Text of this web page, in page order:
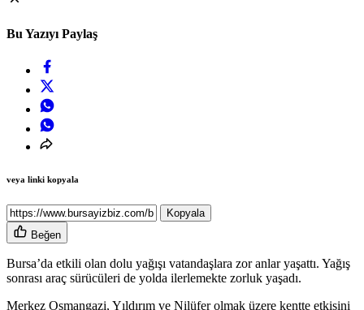
Bu Yazıyı Paylaş
veya linki kopyala
Kopyala
Beğen
Bursa’da etkili olan dolu yağışı vatandaşlara zor anlar yaşattı. Yağış
sonrası araç sürücüleri de yolda ilerlemekte zorluk yaşadı.
Merkez Osmangazi, Yıldırım ve Nilüfer olmak üzere kentte etkisini